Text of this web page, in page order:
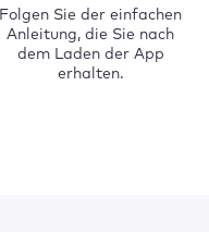
Folgen Sie der einfachen
Anleitung, die Sie nach
dem Laden der App
erhalten.